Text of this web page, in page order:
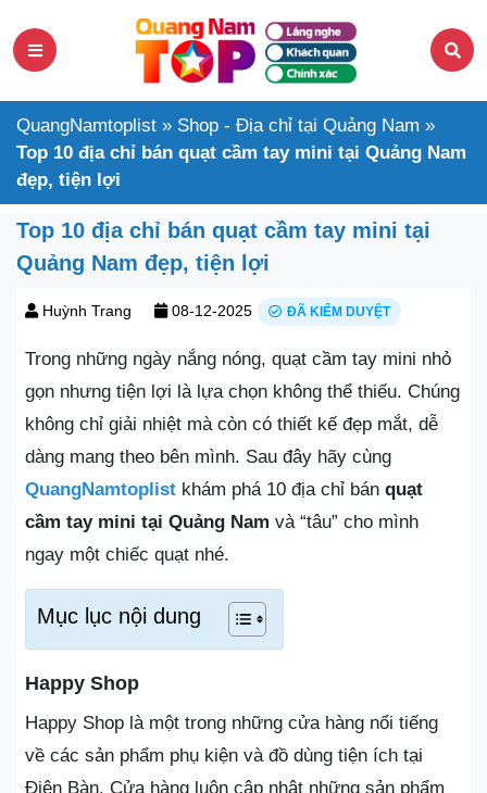
QuangNamtoplist » Shop - Địa chỉ tại Quảng Nam »
Top 10 địa chỉ bán quạt cầm tay mini tại Quảng Nam
đẹp, tiện lợi
Top 10 địa chỉ bán quạt cầm tay mini tại
Quảng Nam đẹp, tiện lợi
Huỳnh Trang 08-12-2025 ĐÃ KIỂM DUYỆT
Trong những ngày nắng nóng, quạt cầm tay mini nhỏ
gọn nhưng tiện lợi là lựa chọn không thể thiếu. Chúng
không chỉ giải nhiệt mà còn có thiết kế đẹp mắt, dễ
dàng mang theo bên mình. Sau đây hãy cùng
QuangNamtoplist khám phá 10 địa chỉ bán quạt
cầm tay mini tại Quảng Nam và “tâu” cho mình
ngay một chiếc quạt nhé.
Mục lục nội dung
Happy Shop
Happy Shop là một trong những cửa hàng nổi tiếng
về các sản phẩm phụ kiện và đồ dùng tiện ích tại
Điện Bàn. Cửa hàng luôn cập nhật những sản phẩm